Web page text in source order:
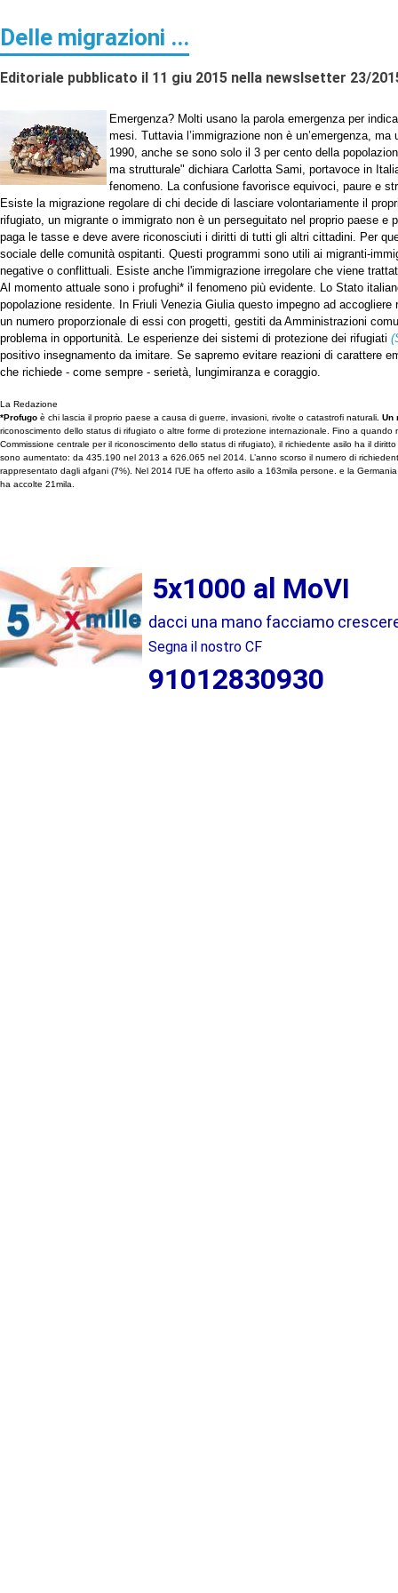
Delle migrazioni ...
Editoriale pubblicato il 11 giu 2015 nella newslsetter 23/
Emergenza? Molti usano la parola emergenza per
mesi. Tuttavia l’immigrazione non è un’emergenza,
1990, anche se sono solo il 3 per cento della
ma strutturale" dichiara Carlotta Sami, portavoce in
fenomeno. La confusione favorisce equivoci, paure e
Esiste la migrazione regolare di chi decide di lasciare volontariamente il
rifugiato, un migrante o immigrato non è un perseguitato nel proprio paese
paga le tasse e deve avere riconosciuti i diritti di tutti gli altri cittadini. Per
sociale delle comunità ospitanti. Questi programmi sono utili ai migranti-
negative o conflittuali. Esiste anche l'immigrazione irregolare che viene
Al momento attuale sono i profughi* il fenomeno più evidente. Lo Stato
popolazione residente. In Friuli Venezia Giulia questo impegno ad
un numero proporzionale di essi con progetti, gestiti da Amministrazioni
problema in opportunità. Le esperienze dei sistemi di protezione dei rifugiati
positivo insegnamento da imitare. Se sapremo evitare reazioni di carattere
che richiede - come sempre - serietà, lungimiranza e coraggio.
La Redazione
*Profugo è chi lascia il proprio paese a causa di guerre, invasioni, rivolte o catastrofi naturali .
riconoscimento dello status di rifugiato o altre forme di protezione internazionale. Fino a
Commissione centrale per il riconoscimento dello status di rifugiato), il richiedente asilo ha il
sono aumentato: da 435.190 nel 2013 a 626.065 nel 2014. L’anno scorso il numero di
rappresentato dagli afgani (7%). Nel 2014 l’UE ha offerto asilo a 163mila persone. e la
ha accolte 21mila.
5x1000 al MoVI
dacci una mano facciamo
Segna il nostro CF
91012830930